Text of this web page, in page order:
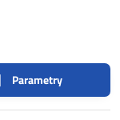
Parametry